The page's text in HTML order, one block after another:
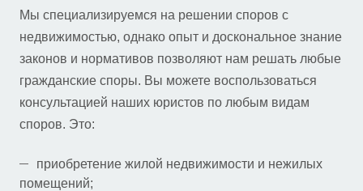
Мы специализируемся на решении споров с
недвижимостью, однако опыт и доскональное знание
законов и нормативов позволяют нам решать любые
гражданские споры. Вы можете воспользоваться
консультацией наших юристов по любым видам
споров. Это:
приобретение жилой недвижимости и нежилых
помещений;